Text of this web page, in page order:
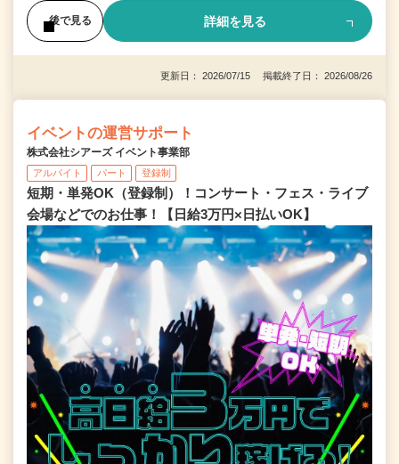
後で見る 詳細を見る
更新日： 2026/07/15 掲載終了日： 2026/08/26
イベントの運営サポート
株式会社シアーズ イベント事業部
アルバイト パート 登録制
短期・単発OK（登録制）！コンサート・フェス・ライブ
会場などでのお仕事！【日給3万円×日払いOK】